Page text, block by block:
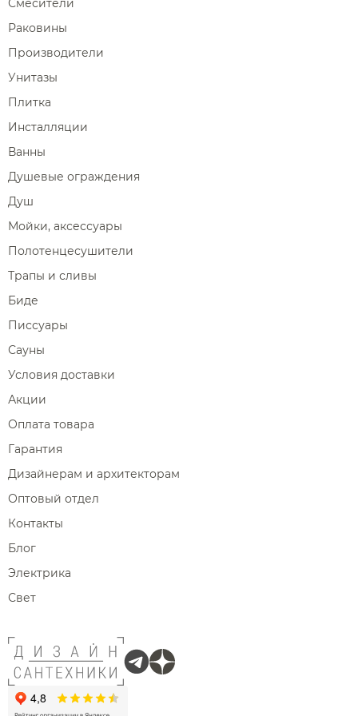
Смесители
Раковины
Производители
Унитазы
Плитка
Инсталляции
Ванны
Душевые ограждения
Душ
Мойки, аксессуары
Полотенцесушители
Трапы и сливы
Биде
Писсуары
Сауны
Условия доставки
Акции
Оплата товара
Гарантия
Дизайнерам и архитекторам
Оптовый отдел
Контакты
Блог
Электрика
Свет